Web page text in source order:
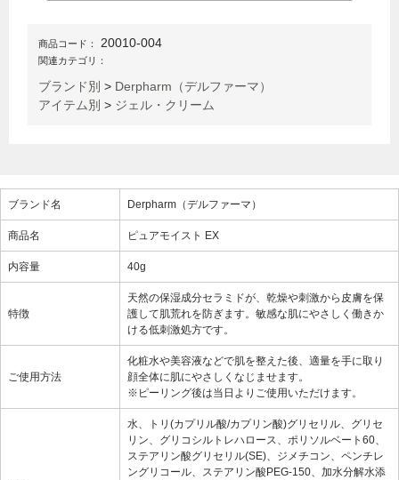
商品コード： 20010-004
関連カテゴリ：
ブランド別 > Derpharm（デルファーマ）
アイテム別 > ジェル・クリーム
ブランド名 Derpharm（デルファーマ）
商品名 ピュアモイスト EX
内容量 40g
特徴
天然の保湿成分セラミドが、乾燥や刺激から皮膚を保
護して肌荒れを防ぎます。敏感な肌にやさしく働きか
ける低刺激処方です。
ご使用方法
化粧水や美容液などで肌を整えた後、適量を手に取り
顔全体に肌にやさしくなじませます。
※ピーリング後は当日よりご使用いただけます。
水、トリ(カプリル酸/カプリン酸)グリセリル、グリセ
リン、グリコシルトレハロース、ポリソルベート60、
ステアリン酸グリセリル(SE)、ジメチコン、ペンチレ
ングリコール、ステアリン酸PEG-150、加水分解水添